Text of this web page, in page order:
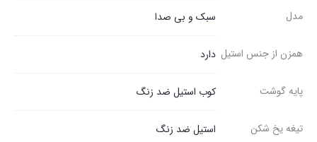
مدل سبک و بی صدا
همزن از جنس استیل دارد
پایه گوشت کوب استیل ضد زنگ
تیغه یخ شکن استیل ضد زنگ